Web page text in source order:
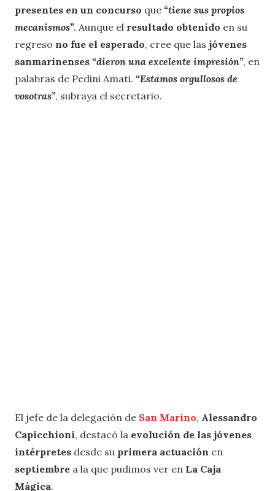
presentes en un concurso que “tiene sus propios
mecanismos”. Aunque el resultado obtenido en su
regreso no fue el esperado, cree que las jóvenes
sanmarinenses “dieron una excelente impresión”, en
palabras de Pedini Amati. “Estamos orgullosos de
vosotras”, subraya el secretario.
El jefe de la delegación de San Marino, Alessandro
Capicchioni, destacó la evolución de las jóvenes
intérpretes desde su primera actuación en
septiembre a la que pudimos ver en La Caja
Mágica.